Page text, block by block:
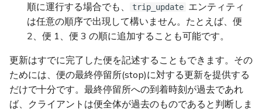
順に運行する場合でも、
trip_update エンティティ
は任意の順序で出現して構いません。たとえば、便
2、便 1、便 3 の順に追加することも可能です。
更新はすでに完了した便を記述することもできます。その
ためには、便の最終停留所(stop)に対する更新を提供する
だけで十分です。最終停留所への到着時刻が過去であれ
ば、クライアントは便全体が過去のものであると判断しま